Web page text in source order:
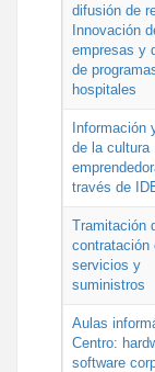
difusión de
Innovación
empresas y
de
hospitales
Información
de la cultura
través de
Tramitación
contratación
servicios y
suministros
Aulas
Centro:
software